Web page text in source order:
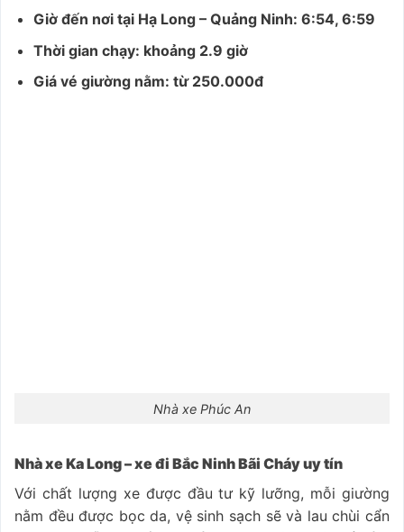
Giờ đến nơi tại Hạ Long – Quảng Ninh: 6:54, 6:59
Thời gian chạy: khoảng 2.9 giờ
Giá vé giường nằm: từ 250.000đ
Nhà xe Phúc An
Nhà xe Ka Long – xe đi Bắc Ninh Bãi Cháy uy tín
Với chất lượng xe được đầu tư kỹ lưỡng, mỗi giường
nằm đều được bọc da, vệ sinh sạch sẽ và lau chùi cẩn